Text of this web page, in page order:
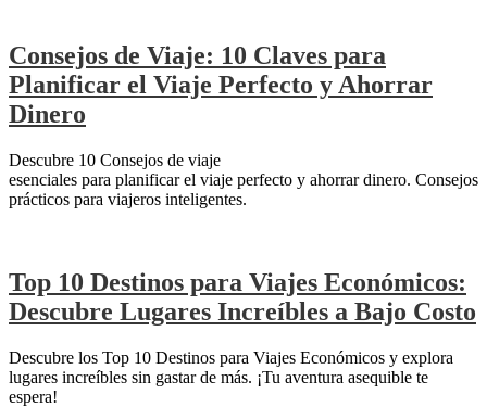
Consejos de Viaje: 10 Claves para
Planificar el Viaje Perfecto y Ahorrar
Dinero
Descubre 10 Consejos de viaje
esenciales para planificar el viaje perfecto y ahorrar dinero. Consejos
prácticos para viajeros inteligentes.
Top 10 Destinos para Viajes Económicos:
Descubre Lugares Increíbles a Bajo Costo
Descubre los Top 10 Destinos para Viajes Económicos y explora
lugares increíbles sin gastar de más. ¡Tu aventura asequible te
espera!